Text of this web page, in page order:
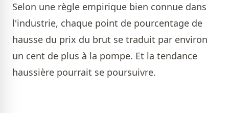
Selon une règle empirique bien connue dans
l'industrie, chaque point de pourcentage de
hausse du prix du brut se traduit par environ
un cent de plus à la pompe. Et la tendance
haussière pourrait se poursuivre.